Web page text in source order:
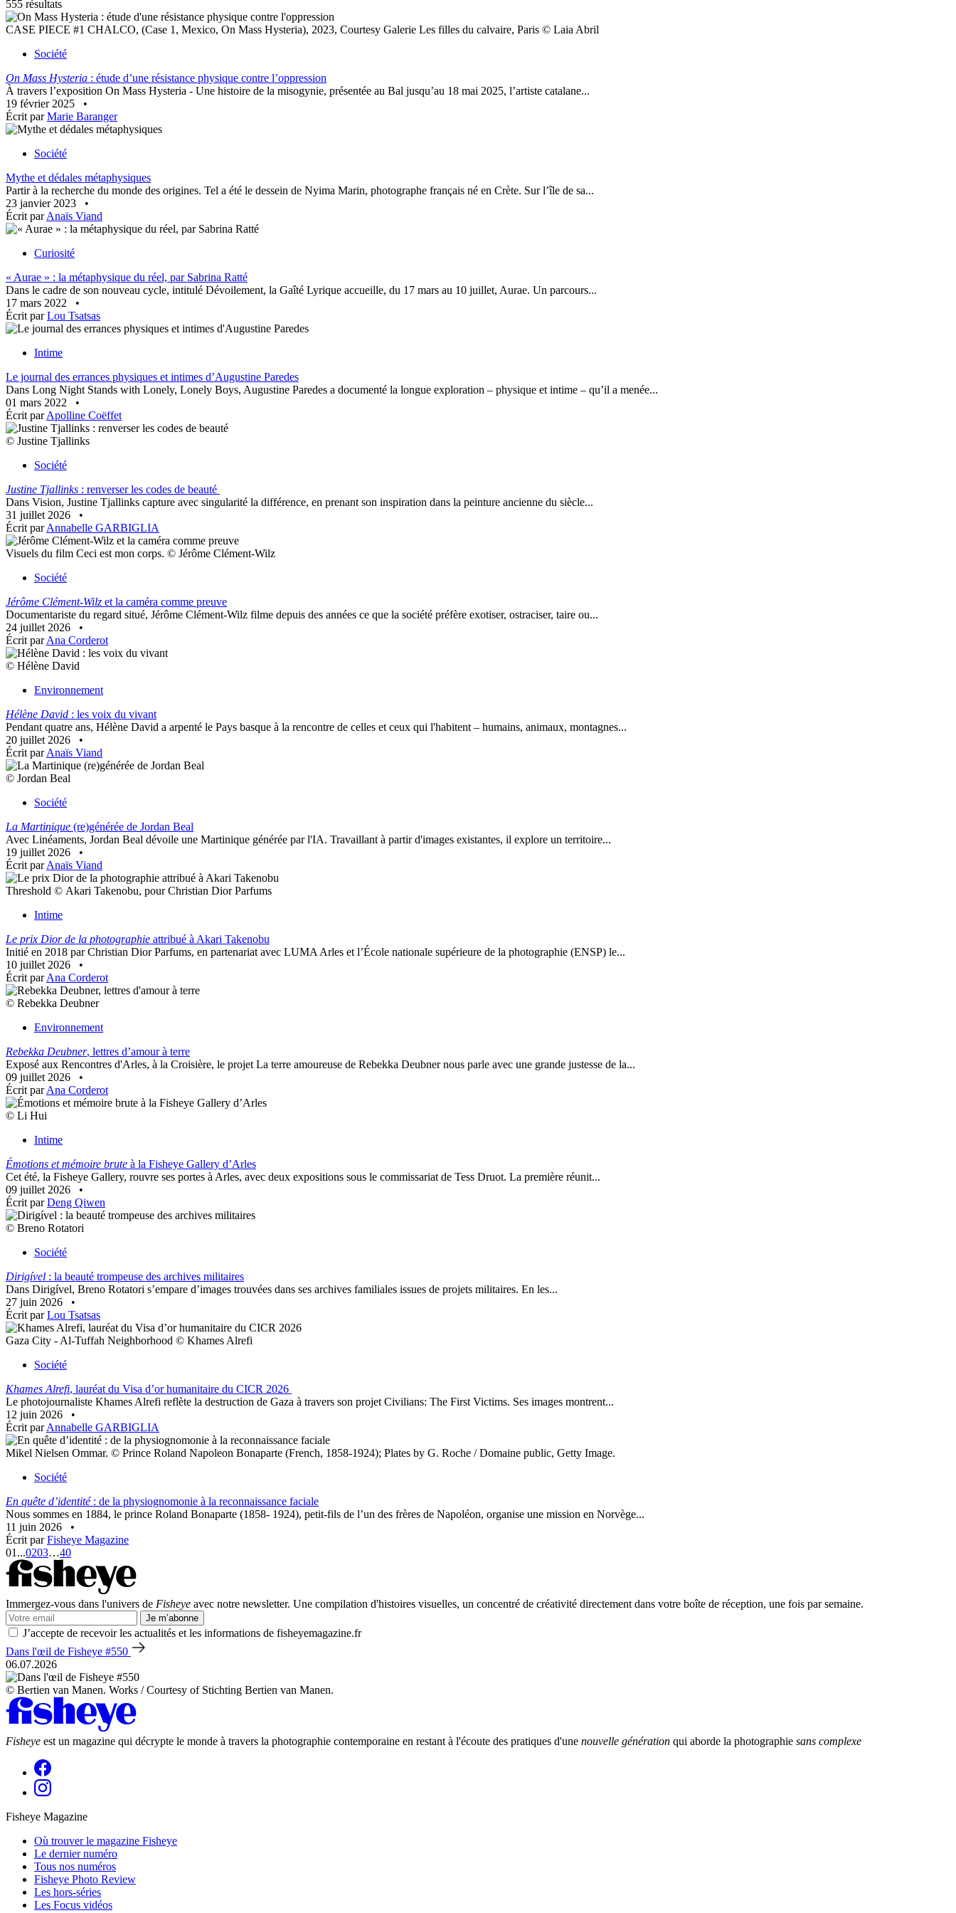
555 résultats
CASE PIECE #1 CHALCO, (Case 1, Mexico, On Mass Hysteria), 2023, Courtesy Galerie Les filles du calvaire, Paris © Laia Abril
Société
On Mass Hysteria : étude d’une résistance physique contre l’oppression
À travers l’exposition On Mass Hysteria - Une histoire de la misogynie, présentée au Bal jusqu’au 18 mai 2025, l’artiste catalane...
19 février 2025
•
Écrit parMarie Baranger
Société
Mythe et dédales métaphysiques
Partir à la recherche du monde des origines. Tel a été le dessein de Nyima Marin, photographe français né en Crète. Sur l’île de sa...
23 janvier 2023
•
Écrit parAnaïs Viand
Curiosité
« Aurae » : la métaphysique du réel, par Sabrina Ratté
Dans le cadre de son nouveau cycle, intitulé Dévoilement, la Gaîté Lyrique accueille, du 17 mars au 10 juillet, Aurae. Un parcours...
17 mars 2022
•
Écrit parLou Tsatsas
Intime
Le journal des errances physiques et intimes d’Augustine Paredes
Dans Long Night Stands with Lonely, Lonely Boys, Augustine Paredes a documenté la longue exploration – physique et intime – qu’il a menée...
01 mars 2022
•
Écrit parApolline Coëffet
© Justine Tjallinks
Société
Justine Tjallinks : renverser les codes de beauté
Dans Vision, Justine Tjallinks capture avec singularité la différence, en prenant son inspiration dans la peinture ancienne du siècle...
31 juillet 2026
•
Écrit parAnnabelle GARBIGLIA
Visuels du film Ceci est mon corps. © Jérôme Clément-Wilz
Société
Jérôme Clément-Wilz et la caméra comme preuve
Documentariste du regard situé, Jérôme Clément-Wilz filme depuis des années ce que la société préfère exotiser, ostraciser, taire ou...
24 juillet 2026
•
Écrit parAna Corderot
© Hélène David
Environnement
Hélène David : les voix du vivant
Pendant quatre ans, Hélène David a arpenté le Pays basque à la rencontre de celles et ceux qui l'habitent – humains, animaux, montagnes...
20 juillet 2026
•
Écrit parAnaïs Viand
© Jordan Beal
Société
La Martinique (re)générée de Jordan Beal
Avec Linéaments, Jordan Beal dévoile une Martinique générée par l'IA. Travaillant à partir d'images existantes, il explore un territoire...
19 juillet 2026
•
Écrit parAnaïs Viand
Threshold © Akari Takenobu, pour Christian Dior Parfums
Intime
Le prix Dior de la photographie attribué à Akari Takenobu
Initié en 2018 par Christian Dior Parfums, en partenariat avec LUMA Arles et l’École nationale supérieure de la photographie (ENSP) le...
10 juillet 2026
•
Écrit parAna Corderot
© Rebekka Deubner
Environnement
Rebekka Deubner, lettres d’amour à terre
Exposé aux Rencontres d'Arles, à la Croisière, le projet La terre amoureuse de Rebekka Deubner nous parle avec une grande justesse de la...
09 juillet 2026
•
Écrit parAna Corderot
© Li Hui
Intime
Émotions et mémoire brute à la Fisheye Gallery d’Arles
Cet été, la Fisheye Gallery, rouvre ses portes à Arles, avec deux expositions sous le commissariat de Tess Druot. La première réunit...
09 juillet 2026
•
Écrit parDeng Qiwen
© Breno Rotatori
Société
Dirigível : la beauté trompeuse des archives militaires
Dans Dirigível, Breno Rotatori s’empare d’images trouvées dans ses archives familiales issues de projets militaires. En les...
27 juin 2026
•
Écrit parLou Tsatsas
Gaza City - Al-Tuffah Neighborhood © Khames Alrefi
Société
Khames Alrefi, lauréat du Visa d’or humanitaire du CICR 2026
Le photojournaliste Khames Alrefi reflète la destruction de Gaza à travers son projet Civilians: The First Victims. Ses images montrent...
12 juin 2026
•
Écrit parAnnabelle GARBIGLIA
Mikel Nielsen Ommar. © Prince Roland Napoleon Bonaparte (French, 1858-1924); Plates by G. Roche / Domaine public, Getty Image.
Société
En quête d’identité: de la physiognomonie à la reconnaissance faciale
Nous sommes en 1884, le prince Roland Bonaparte (1858- 1924), petit-fils de l’un des frères de Napoléon, organise une mission en Norvège...
11 juin 2026
•
Écrit parFisheye Magazine
01 ...0203…40
Immergez-vous dans l'univers de Fisheye avec notre newsletter. Une compilation d'histoires visuelles, un concentré de créativité directement dans votre boîte de réception, une fois par semaine.
Je m’abonne
J’accepte de recevoir les actualités et les informations de fisheyemagazine.fr
Dans l'œil de Fisheye #550
06.07.2026
© Bertien van Manen. Works / Courtesy of Stichting Bertien van Manen.
Fisheye est un magazine qui décrypte le monde à travers la photographie contemporaine en restant à l'écoute des pratiques d'une nouvelle génération qui aborde la photographie sans complexe
Fisheye Magazine
Où trouver le magazine Fisheye
Le dernier numéro
Tous nos numéros
Fisheye Photo Review
Les hors-séries
Les Focus vidéos